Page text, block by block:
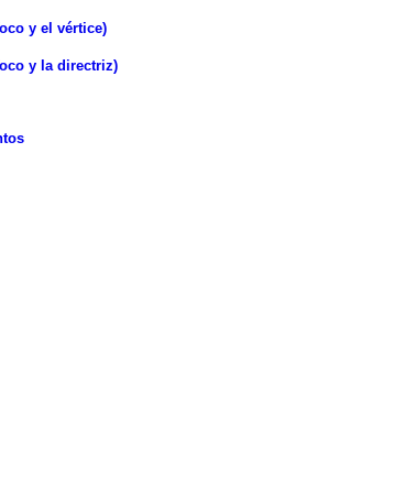
y el vértice)
y la directriz)